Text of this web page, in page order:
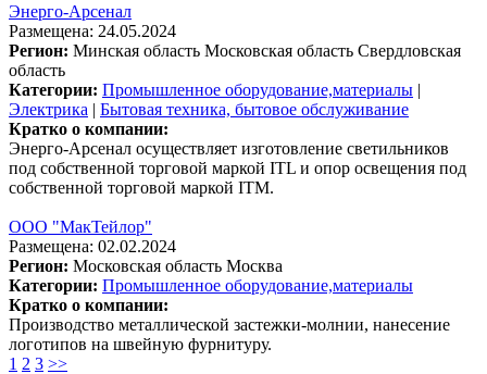
Энерго-Арсенал
Размещена: 24.05.2024
Регион: Минская область Московская область Свердловская
область
Категории: Промышленное оборудование,материалы |
Электрика | Бытовая техника, бытовое обслуживание
Кратко о компании:
Энерго-Арсенал осуществляет изготовление светильников
под собственной торговой маркой ITL и опор освещения под
собственной торговой маркой ITM.
ООО "МакТейлор"
Размещена: 02.02.2024
Регион: Московская область Москва
Категории: Промышленное оборудование,материалы
Кратко о компании:
Производство металлической застежки-молнии, нанесение
логотипов на швейную фурнитуру.
1 2 3 >>